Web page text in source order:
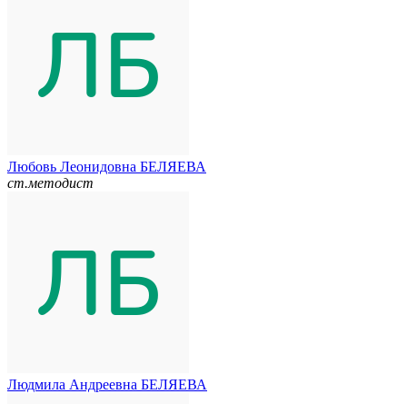
Любовь Леонидовна БЕЛЯЕВА
ст.методист
Людмила Андреевна БЕЛЯЕВА